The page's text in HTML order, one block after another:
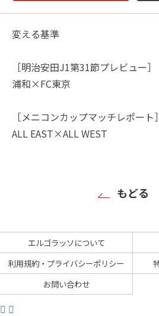
変える基準
［明治安田J1第31節プレビュー］
浦和×FC東京
［メニコンカップマッチレポート］
ALL EAST×ALL WEST
もどる
エルゴラッソについて
利用規約・プライバシーポリシー
お問い合わせ